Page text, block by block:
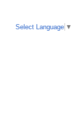
Select Language ▼